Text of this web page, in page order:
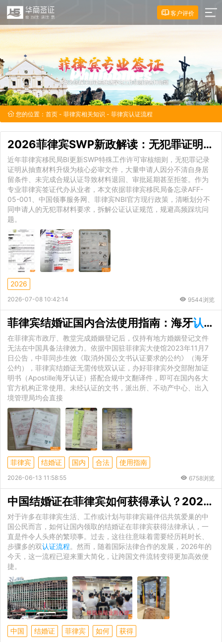
客户评价
您的位置： 首页 - 菲律宾相关知识 - 菲律宾认证流程
2026菲律宾SWP新政解读：无犯罪证明区分标准、
近年菲律宾移民局BI更新SWP特殊工作许可审核细则，无犯罪记录
证明从抽查材料升级为核心必审文件，大量申请人因分不清自身居
留条件、未完成合规认证导致材料退回、审批延期甚至拒签。作为
专业菲律宾签证代办从业者，本文依据菲律宾移民局备忘录AFF-
05-001、中国领事服务网、菲律宾NBI官方现行政策，清晰划分不
同申请人的无犯罪材料要求，拆解公证认证规范，规避高频踩坑问
题。
2026
2026-07-08 10:42:14 9544浏览
菲律宾结婚证国内合法使用指南：海牙认证流程
在菲律宾市政厅、教堂完成婚姻登记后，仅持有地方婚姻登记文件
无法在中国具备法律效力。依据中国驻菲律宾大使馆2023年11月7
日公告，中菲同步生效《取消外国公文书认证要求的公约》（海牙
公约），菲律宾结婚证无需传统双认证，办好菲律宾外交部附加证
明书（Apostille海牙认证）搭配合规中文翻译件，即可在国内各大
官方机构正常使用。未经认证的文书，派出所、不动产中心、出入
境管理局均会直接
菲律宾 结婚证 国内 合法 使用指南
2026-06-13 11:58:55 6758浏览
中国结婚证在菲律宾如何获得承认？2026年最新
对于许多在菲律宾生活、工作或计划与菲律宾籍伴侣共筑爱巢的中
国公民而言，如何让国内领取的结婚证在菲律宾获得法律承认，一
直是件令人头疼的繁琐事。过去，这往往意味着需要经历耗时长、
步骤多的双认证流程。然而，随着国际法律合作的发展，2026年的
今天，这一流程已迎来重大简化，让跨国文件流转变得更加高效便
捷。
中国 结婚证 菲律宾 如何 获得